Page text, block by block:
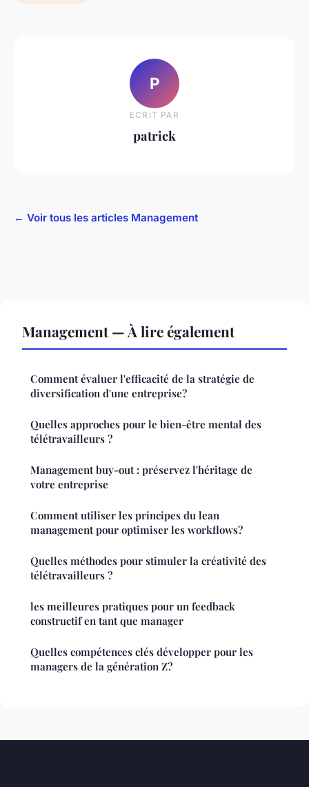
P
ECRIT PAR
patrick
← Voir tous les articles Management
Management — À lire également
Comment évaluer l'efficacité de la stratégie de
diversification d'une entreprise?
Quelles approches pour le bien-être mental des
télétravailleurs ?
Management buy-out : préservez l'héritage de
votre entreprise
Comment utiliser les principes du lean
management pour optimiser les workflows?
Quelles méthodes pour stimuler la créativité des
télétravailleurs ?
les meilleures pratiques pour un feedback
constructif en tant que manager
Quelles compétences clés développer pour les
managers de la génération Z?